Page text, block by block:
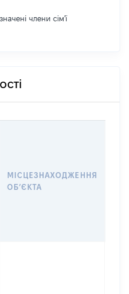
члени сім'ї
МІСЦЕЗНАХОДЖЕННЯ
ОБʼЄКТА